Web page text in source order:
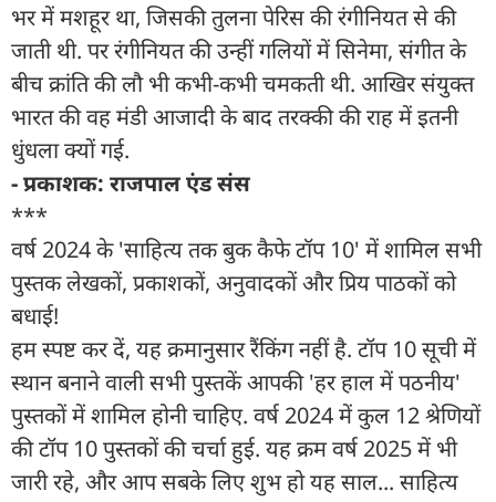
भर में मशहूर था, जिसकी तुलना पेरिस की रंगीनियत से की
जाती थी. पर रंगीनियत की उन्हीं गलियों में सिनेमा, संगीत के
बीच क्रांति की लौ भी कभी-कभी चमकती थी. आखिर संयुक्त
भारत की वह मंडी आजादी के बाद तरक्की की राह में इतनी
धुंधला क्यों गई.
- प्रकाशक: राजपाल एंड संस
***
वर्ष 2024 के 'साहित्य तक बुक कैफे टॉप 10' में शामिल सभी
पुस्तक लेखकों, प्रकाशकों, अनुवादकों और प्रिय पाठकों को
बधाई!
हम स्पष्ट कर दें, यह क्रमानुसार रैंकिंग नहीं है. टॉप 10 सूची में
स्थान बनाने वाली सभी पुस्तकें आपकी 'हर हाल में पठनीय'
पुस्तकों में शामिल होनी चाहिए. वर्ष 2024 में कुल 12 श्रेणियों
की टॉप 10 पुस्तकों की चर्चा हुई. यह क्रम वर्ष 2025 में भी
जारी रहे, और आप सबके लिए शुभ हो यह साल... साहित्य